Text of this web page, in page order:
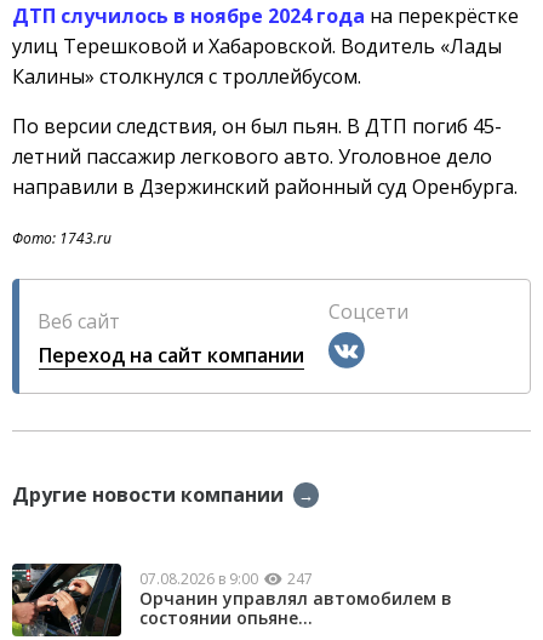
ДТП случилось в ноябре 2024 года на перекрёстке
улиц Терешковой и Хабаровской. Водитель «Лады
Калины» столкнулся с троллейбусом.
По версии следствия, он был пьян. В ДТП погиб 45-
летний пассажир легкового авто. Уголовное дело
направили в Дзержинский районный суд Оренбурга.
Фото: 1743.ru
Веб сайт
Переход на сайт компании
Соцсети
Другие новости компании →
07.08.2026 в 9:00 247
Орчанин управлял автомобилем в
состоянии опьяне...